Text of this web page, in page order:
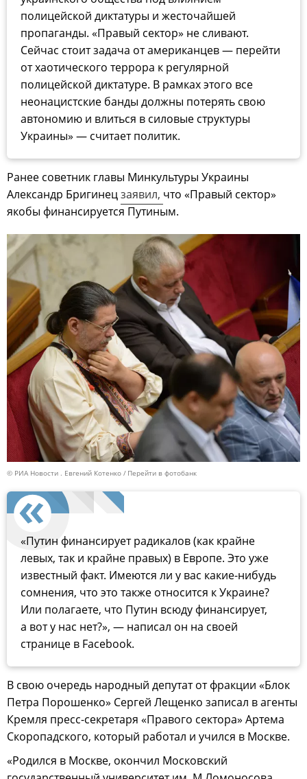
полицейской диктатуры и жесточайшей
пропаганды. «Правый сектор» не сливают.
Сейчас стоит задача от американцев — перейти
от хаотического террора к регулярной
полицейской диктатуре. В рамках этого все
неонацистские банды должны потерять свою
автономию и влиться в силовые структуры
Украины» — считает политик.
Ранее советник главы Минкультуры Украины
Александр Бригинецзаявил, что «Правый сектор»
якобы финансируется Путиным.
© РИА Новости . Евгений Котенко Перейти в фотобанк
«Путин финансирует радикалов (как крайне
левых, так и крайне правых) в Европе. Это уже
известный факт. Имеются ли у вас какие-нибудь
сомнения, что это также относится к Украине?
Или полагаете, что Путин всюду финансирует,
а вот у нас нет?», — написал он на своей
странице в Facebook.
В свою очередь народный депутат от фракции «Блок
Петра Порошенко» Сергей Лещенко записал в агенты
Кремля пресс-секретаря «Правого сектора» Артема
Скоропадского, который работал и учился в Москве.
«Родился в Москве, окончил Московский